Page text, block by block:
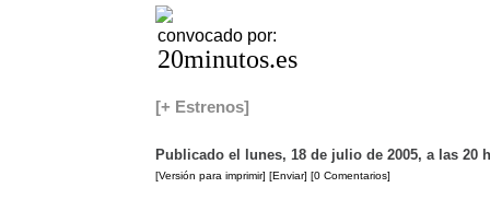
convocado por:
20minutos.es
[+ Estrenos]
Publicado el lunes, 18 de julio de 2005, a las 20
[Versión para imprimir] [Enviar] [0 Comentarios]